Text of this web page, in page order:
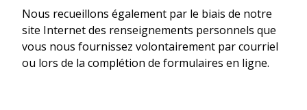
Nous recueillons également par le biais de notre
site Internet des renseignements personnels que
vous nous fournissez volontairement par courriel
ou lors de la complétion de formulaires en ligne.